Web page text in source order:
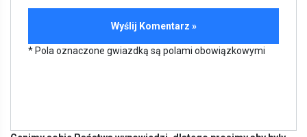
* Pola oznaczone gwiazdką są polami obowiązkowymi